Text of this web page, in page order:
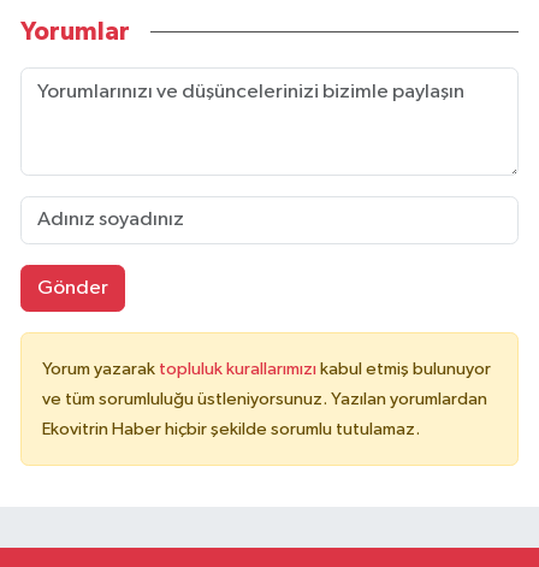
Yorumlar
Gönder
Yorum yazarak topluluk kurallarımızı kabul etmiş bulunuyor
ve tüm sorumluluğu üstleniyorsunuz. Yazılan yorumlardan
Ekovitrin Haber hiçbir şekilde sorumlu tutulamaz.